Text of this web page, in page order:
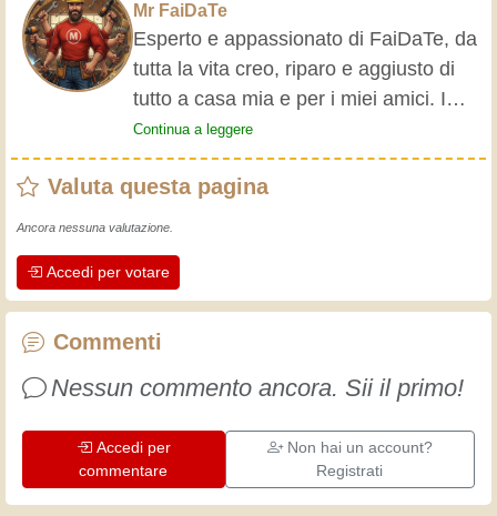
Mr FaiDaTe
Esperto e appassionato di FaiDaTe, da
tutta la vita creo, riparo e aggiusto di
tutto a casa mia e per i miei amici. I
nonni mi hanno insegnato i primi
rudimenti, fin da piccolo e da allora ho
fatto un sacco di esperienze.
L'esperienza insegna! Tiene attivi e
artigiani professionisti mettono nel loro
lavoro. Impariamo insieme, ogni giorno
è una occasione per migliorare. Buon
Continua a leggere
Valuta questa pagina
Ancora nessuna valutazione.
Accedi per votare
Commenti
Nessun commento ancora. Sii il primo!
Accedi per
commentare
Non hai un account?
Registrati